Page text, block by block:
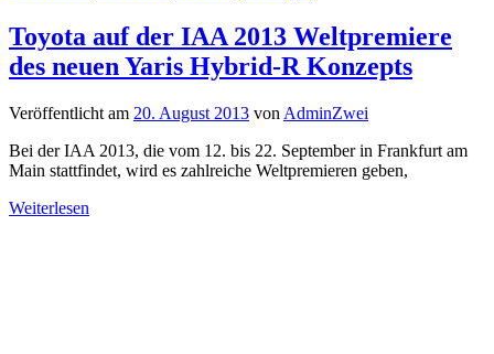
Toyota auf der IAA 2013 Weltpremiere
des neuen Yaris Hybrid-R Konzepts
Veröffentlicht am 20. August 2013 von AdminZwei
Bei der IAA 2013, die vom 12. bis 22. September in Frankfurt am
Main stattfindet, wird es zahlreiche Weltpremieren geben,
Weiterlesen